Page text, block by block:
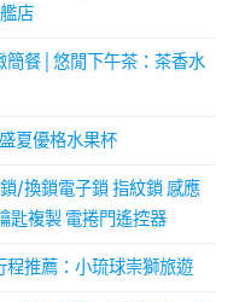
店
餐│悠閒下午茶：茶香水
夏優格水果杯
/換鎖電子鎖 指紋鎖 感應
匙複製 電捲門遙控器
推薦：小琉球崇獅旅遊